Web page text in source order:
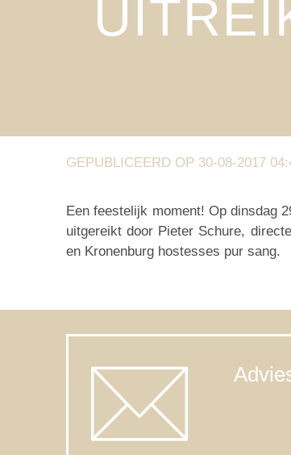
GEPUBLICEERD OP 30-08-2017
Een feestelijk moment! Op dinsdag
uitgereikt door Pieter Schure,
en Kronenburg hostesses pur sang.